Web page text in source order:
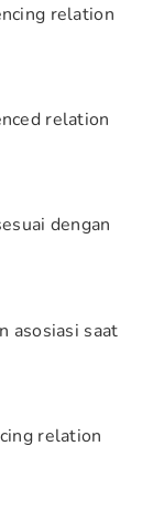
relation
relation
dengan
asosiasi saat
relation